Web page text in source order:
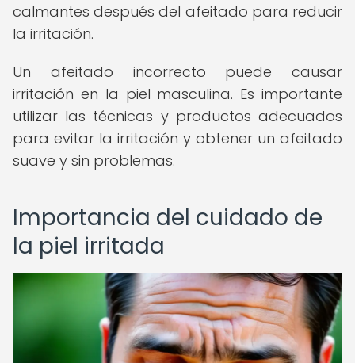
calmantes después del afeitado para reducir
la irritación.
Un afeitado incorrecto puede causar
irritación en la piel masculina. Es importante
utilizar las técnicas y productos adecuados
para evitar la irritación y obtener un afeitado
suave y sin problemas.
Importancia del cuidado de
la piel irritada